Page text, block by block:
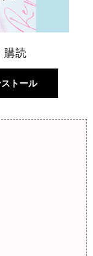
購読
トール